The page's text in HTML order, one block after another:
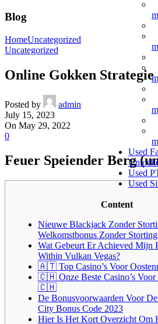
Used
Used
Used
Blog
HomeUncategorized
Uncategorized
Online Gokken Strategie
Posted by
admin
July 15, 2023
On May 29, 2022
0
Feuer Speiender Berg
Content
Nieuwe Blackjack Zonder
Welkomstbonus Zonder Storting
Wat Gebeurt Er Achieved Mijn
Within Vulkan Vegas?
🇦🇹 Top Casino’s Voor
🇨🇭 Onze Beste Casino’s Voor
🇨🇭
De Bonusvoorwaarden Voor
City Bonus Code 2023
Hier Is Het Kort Overzicht Om